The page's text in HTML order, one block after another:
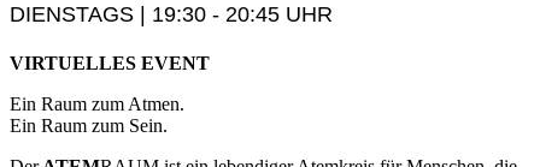
DIENSTAGS | 19:30 - 20:45 UHR
VIRTUELLES EVENT
Ein Raum zum Atmen.
Ein Raum zum Sein.